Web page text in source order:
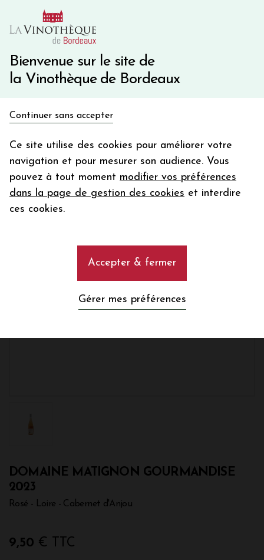
Bienvenue sur le site de
la Vinothèque de Bordeaux
Continuer sans accepter
Ce site utilise des cookies pour améliorer votre
navigation et pour mesurer son audience. Vous
pouvez à tout moment modifier vos préférences
dans la page de gestion des cookies et interdire
ces cookies.
Accepter & fermer
Gérer mes préférences
10€ de remise immédiate sur votre première commande
Une question ?
DOMAINE MATIGNON GOURMANDISE
2023
Rosé - Loire - Cabernet d'Anjou
9,50 € TTC
en bon d'achat
Votre
email
En m’abonnant, j’accepte de recevoir la newsletter de la